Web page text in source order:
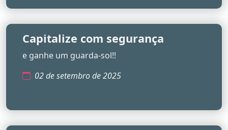
Capitalize com segurança
e ganhe um guarda-sol!!
02 de setembro de 2025